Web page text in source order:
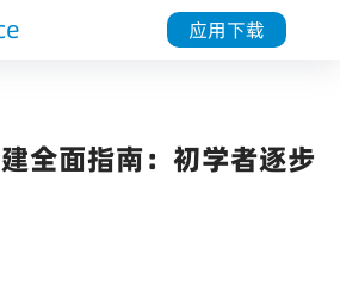
应用下载
全面指南：初学者逐步